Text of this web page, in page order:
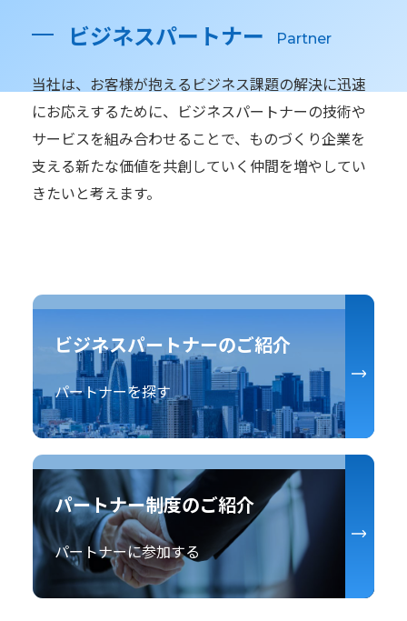
ビジネスパートナー Partner
当社は、お客様が抱えるビジネス課題の解決に迅速
にお応えするために、ビジネスパートナーの技術や
サービスを組み合わせることで、ものづくり企業を
支える新たな価値を共創していく仲間を増やしてい
きたいと考えます。
ビジネスパートナーのご紹介
パートナーを探す
パートナー制度のご紹介
パートナーに参加する